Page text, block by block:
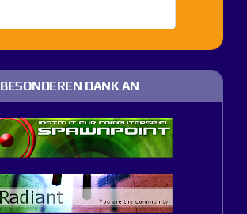
BESONDEREN DANK AN